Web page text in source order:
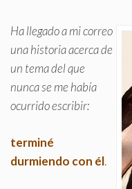
Ha llegado a mi correo
una historia acerca de
un tema del que
nunca se me había
ocurrido escribir:
terminé
durmiendo con él.